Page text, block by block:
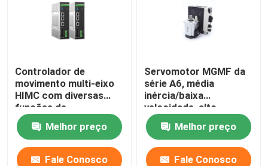
Controlador de
movimento multi-eixo
HIMC com diversas
funções de
programação para
atender às
necessidades de
aplicação industrial.
Melhor preço
Fale Conosco
Servomotor MGMF da
série A6, média
inércia/baixa
velocidade, alto
binário, tipo de
conector,
funcionamento fiável.
Melhor preço
Fale Conosco